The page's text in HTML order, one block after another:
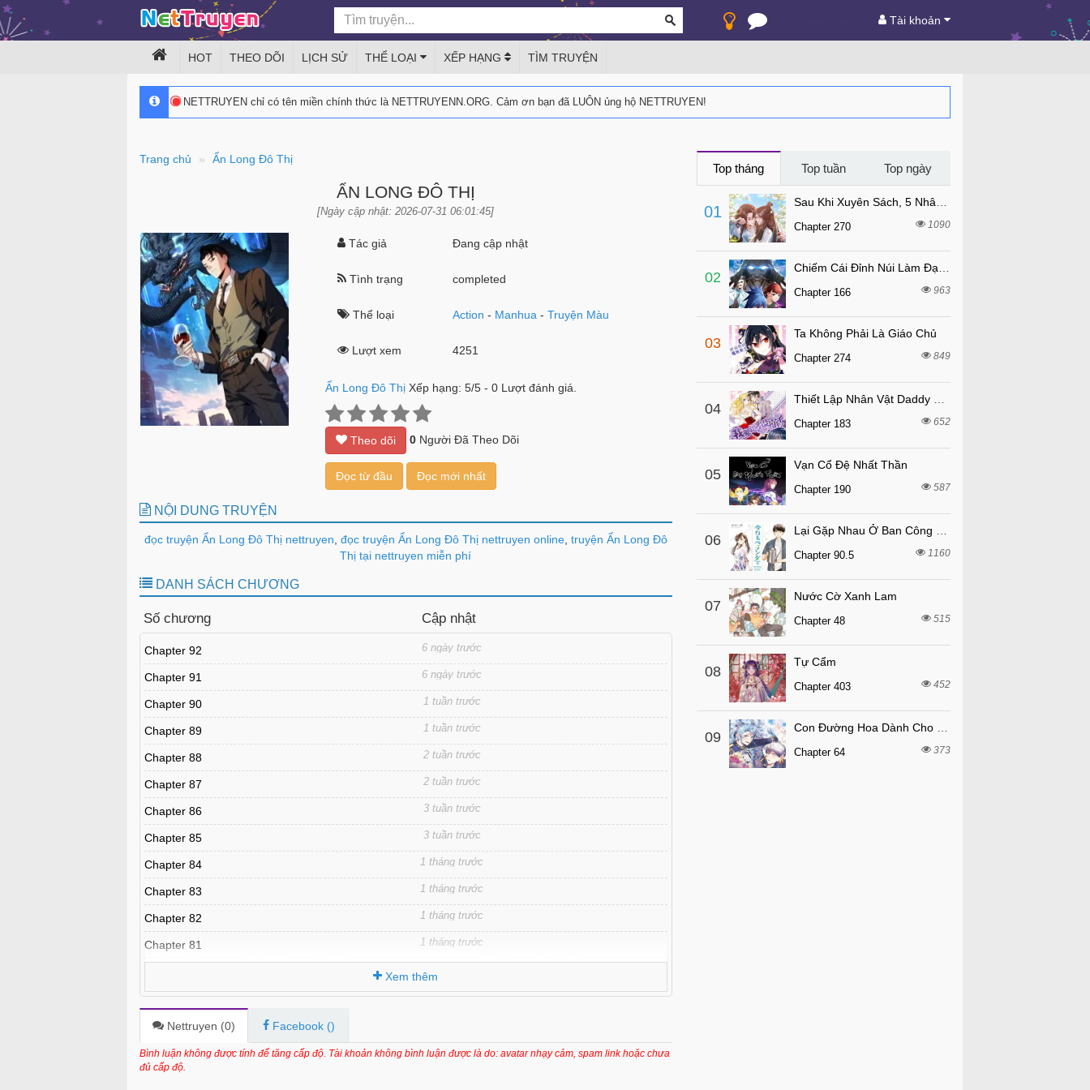
Tài khoản
HOT THEO DÕI LỊCH SỬ THỂ LOẠI XẾP HẠNG TÌM TRUYỆN
NETTRUYEN chỉ có tên miền chính thức là NETTRUYENN.ORG. Cảm ơn bạn đã LUÔN ủng hộ NETTRUYEN!
Trang chủ Ẩn Long Đô Thị
ẨN LONG ĐÔ THỊ
[Ngày cập nhật: 2026-07-31 06:01:45]
Tác giả Đang cập nhật
Tình trạng completed
Thể loại Action - Manhua -Truyện Màu
Lượt xem 4251
Ẩn Long Đô Thị Xếp hạng: 5/5- 0Lượt đánh giá.
Theo dõi 0Người Đã Theo Dõi
Đọc từ đầu Đọc mới nhất
NỘI DUNG TRUYỆN
đọc truyện Ẩn Long Đô Thị nettruyen đọc truyện Ẩn Long Đô Thị nettruyen online, truyện Ẩn Long Đô
Thị tại nettruyen miễn phí
DANH SÁCH CHƯƠNG
Số chương Cập nhật
Chapter 92 6 ngày trước
Chapter 91 6 ngày trước
Chapter 90 1 tuần trước
Chapter 89 1 tuần trước
Chapter 88 2 tuần trước
Chapter 87 2 tuần trước
Chapter 86 3 tuần trước
Chapter 85 3 tuần trước
Chapter 84 1 tháng trước
Chapter 83 1 tháng trước
Chapter 82 1 tháng trước
Chapter 81 1 tháng trước
Chapter 79 1 tháng trước
Chapter 78
Chapter 77 1 tháng trước
Xem thêm
Nettruyen (0) Facebook ()
Bình luận không được tính để tăng cấp độ. Tài khoản không bình luận được là do: avatar nhạy cảm, spam link hoặc chưa
đủ cấp độ.
Top tháng Top tuần Top ngày
01
Chapter 270 1090
02
Chapter 166 963
03
Ta Không Phải Là Giáo Chủ
Chapter 274 849
04
Chapter 183 652
05
Vạn Cổ Đệ Nhất Thần
Chapter 190 587
06
Chapter 90.5 1160
07
Nước Cờ Xanh Lam
Chapter 48 515
08
Tự Cẩm
Chapter 403 452
09
Chapter 64 373